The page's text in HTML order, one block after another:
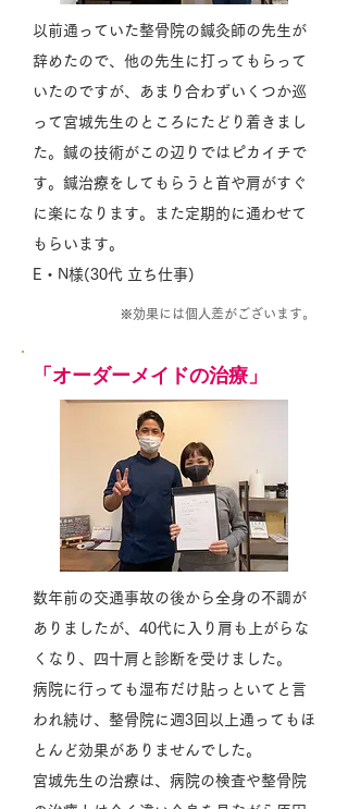
以前通っていた整骨院の鍼灸師の先生が
辞めたので、他の先生に打ってもらって
いたのですが、あまり合わずいくつか巡
って宮城先生のところにたどり着きまし
た。鍼の技術がこの辺りではピカイチで
す。鍼治療をしてもらうと首や肩がすぐ
に楽になります。また定期的に通わせて
もらいます。
E・N様(30代 立ち仕事)
※効果には個人差がございます。
「オーダーメイドの治療」
数年前の交通事故の後から全身の不調が
ありましたが、40代に入り肩も上がらな
くなり、四十肩と診断を受けました。
病院に行っても湿布だけ貼っといてと言
われ続け、整骨院に週3回以上通ってもほ
とんど効果がありませんでした。
宮城先生の治療は、病院の検査や整骨院